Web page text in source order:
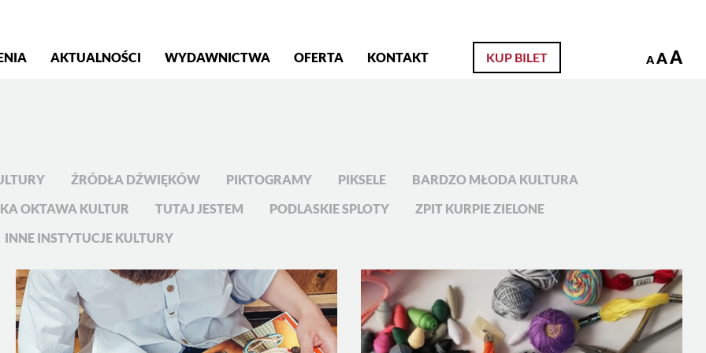
AKTUALNOŚCI WYDAWNICTWA OFERTA KONTAKT KUP BILET A AA
ŹRÓDŁA DŹWIĘKÓW PIKTOGRAMY PIKSELE
BARDZO MŁODA KULTURA
OKTAWA KULTUR TUTAJ JESTEM PODLASKIE SPLOTY
ZPIT KURPIE ZIELONE
INNE INSTYTUCJE KULTURY